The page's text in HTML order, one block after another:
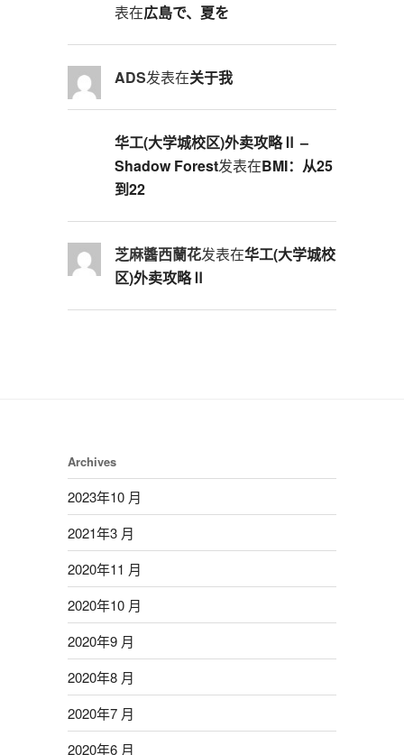
表在広島で、夏を
ADS发表在关于我
华工(大学城校区)外卖攻略Ⅱ –
Shadow Forest发表在BMI：从25
到22
芝麻醬西蘭花发表在华工(大学城校
区)外卖攻略Ⅱ
Archives
2023年10 月
2021年3 月
2020年11 月
2020年10 月
2020年9 月
2020年8 月
2020年7 月
2020年6 月